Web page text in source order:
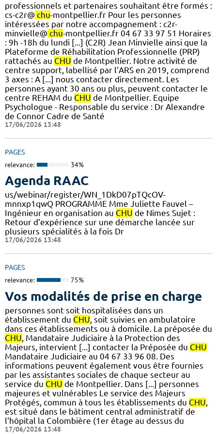
professionnels et partenaires souhaitant être formés :
cs-c2r@ chu-montpellier.fr Pour les personnes
intéressées par notre accompagnement : c2r-
minvielle@ chu-montpellier.fr 04 67 33 97 51 Horaires
: 9h -18h du lundi [...] (C2R) Jean Minvielle ainsi que la
Plateforme de Réhabilitation Professionnelle (PRP)
rattachés au CHU de Montpellier. Notre activité de
centre support, labellisé par l’ARS en 2019, comprend
3 axes : A [...] nous contacter directement. Les
personnes ayant 30 ans ou plus, peuvent contacter le
centre REHAM du CHU de Montpellier. Equipe
Psychologue - Responsable du service : Dr Alexandre
de Connor Cadre de Santé
17/06/2026 13:48
PAGES
relevance: 34%
Agenda RAAC
us/webinar/register/WN_1DkD07pTQcOV-
mnnxp1qwQ PROGRAMME Mme Juliette Fauvel –
Ingénieur en organisation au CHU de Nimes Sujet :
Retour d’expérience sur une démarche lancée sur
plusieurs spécialités à la fois Dr
17/06/2026 13:48
PAGES
relevance: 75%
Vos modalités de prise en charge
personnes sont soit hospitalisées dans un
établissement du CHU, soit suivies en ambulatoire
dans ces établissements ou à domicile. La préposée du
CHU, Mandataire Judiciaire à la Protection des
Majeurs, intervient [...] contacter la Préposée du CHU
Mandataire Judiciaire au 04 67 33 96 08. Des
informations peuvent également vous être fournies
par les assistantes sociales de chaque secteur au
service du CHU de Montpellier. Dans [...] personnes
majeures et vulnérables Le service des Majeurs
Protégés, commun à tous les établissements du CHU,
est situé dans le bâtiment central administratif de
l'hôpital la Colombière (1er étage au dessus du
17/06/2026 13:48